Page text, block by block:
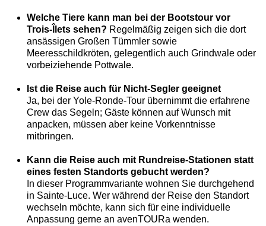
Welche Tiere kann man bei der Bootstour vor
Trois-Îlets sehen? Regelmäßig zeigen sich die dort
ansässigen Großen Tümmler sowie
Meeresschildkröten, gelegentlich auch Grindwale oder
vorbeiziehende Pottwale.
Ist die Reise auch für Nicht-Segler geeignet
Ja, bei der Yole-Ronde-Tour übernimmt die erfahrene
Crew das Segeln; Gäste können auf Wunsch mit
anpacken, müssen aber keine Vorkenntnisse
mitbringen.
Kann die Reise auch mit Rundreise-Stationen statt
eines festen Standorts gebucht werden?
In dieser Programmvariante wohnen Sie durchgehend
in Sainte-Luce. Wer während der Reise den Standort
wechseln möchte, kann sich für eine individuelle
Anpassung gerne an avenTOURa wenden.